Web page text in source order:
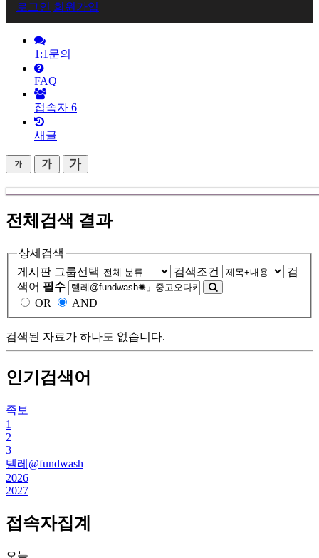
원
로
그
인
로그인 회원가입
1:1문의
FAQ
접속자 6
새글
전체검색 결과
상세검색
게시판 그룹선택
검색조건
검
색어 필수
OR
AND
검색된 자료가 하나도 없습니다.
인기검색어
족보
1
2
3
텔레@fundwash
2026
2027
접속자집계
오늘